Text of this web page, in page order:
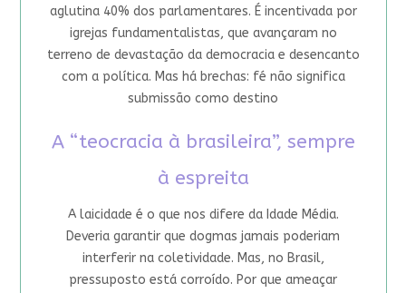
aglutina 40% dos parlamentares. É incentivada por
igrejas fundamentalistas, que avançaram no
terreno de devastação da democracia e desencanto
com a política. Mas há brechas: fé não significa
submissão como destino
A “teocracia à brasileira”, sempre
à espreita
A laicidade é o que nos difere da Idade Média.
Deveria garantir que dogmas jamais poderiam
interferir na coletividade. Mas, no Brasil,
pressuposto está corroído. Por que ameaçar